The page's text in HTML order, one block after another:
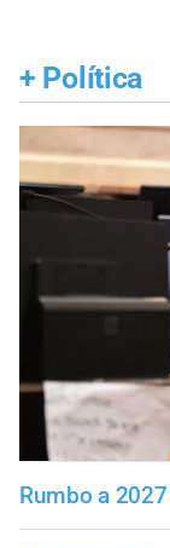
+ Política
Rumbo a 2027